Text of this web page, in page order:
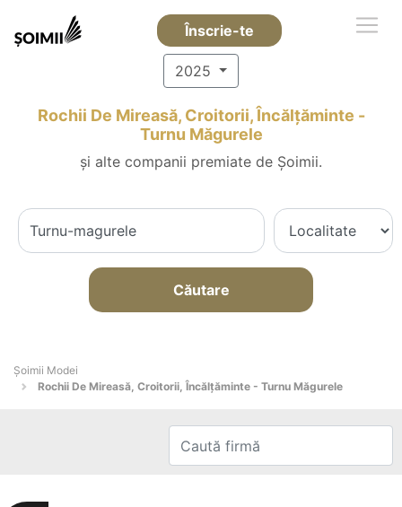
Înscrie-te
2025
Rochii De Mireasă, Croitorii, Încălțăminte -
Turnu Măgurele
și alte companii premiate de Șoimii.
Căutare
Șoimii Modei
Rochii De Mireasă, Croitorii, Încălțăminte - Turnu Măgurele